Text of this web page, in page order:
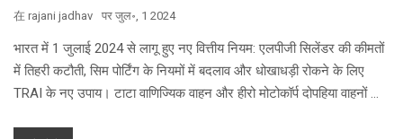
在 rajani jadhav पर जुल॰, 1 2024
भारत में 1 जुलाई 2024 से लागू हुए नए वित्तीय नियम: एलपीजी सिलेंडर की कीमतों
में तिहरी कटौती, सिम पोर्टिंग के नियमों में बदलाव और धोखाधड़ी रोकने के लिए
TRAI के नए उपाय। टाटा वाणिज्यिक वाहन और हीरो मोटोकॉर्प दोपहिया वाहनों की